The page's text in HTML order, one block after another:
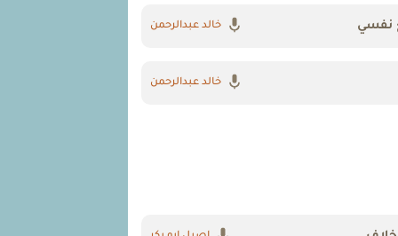
نفسي خالد عبدالرحمن
خالد عبدالرحمن